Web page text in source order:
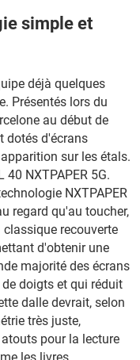
simple et
déjà quelques
Présentés lors du
au début de
dotés d'écrans
sur les étals.
40 NXTPAPER 5G.
NXTPAPER
regard qu'au toucher,
classique recouverte
d'obtenir une
majorité des écrans
doigts et qui réduit
dalle devrait, selon
très juste,
pour la lecture